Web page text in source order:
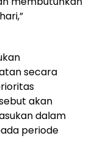
secara
akan
dalam
periode